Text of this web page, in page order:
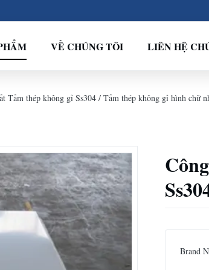
VỀ CHÚNG TÔI LIÊN HỆ
Tấm thép không gỉ Ss304 / Tấm thép không gỉ hình chữ
Brand